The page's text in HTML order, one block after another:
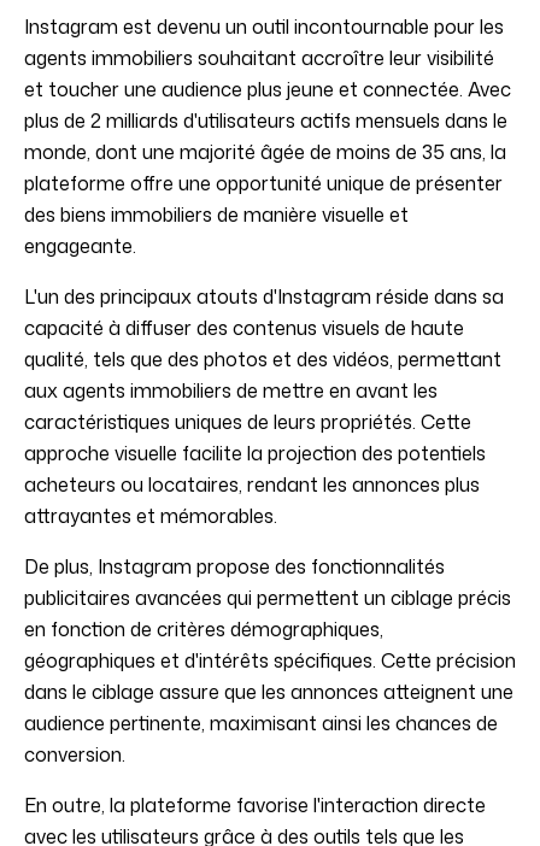
Instagram est devenu un outil incontournable pour les
agents immobiliers souhaitant accroître leur visibilité
et toucher une audience plus jeune et connectée. Avec
plus de 2 milliards d'utilisateurs actifs mensuels dans le
monde, dont une majorité âgée de moins de 35 ans, la
plateforme offre une opportunité unique de présenter
des biens immobiliers de manière visuelle et
engageante.
L'un des principaux atouts d'Instagram réside dans sa
capacité à diffuser des contenus visuels de haute
qualité, tels que des photos et des vidéos, permettant
aux agents immobiliers de mettre en avant les
caractéristiques uniques de leurs propriétés. Cette
approche visuelle facilite la projection des potentiels
acheteurs ou locataires, rendant les annonces plus
attrayantes et mémorables.
De plus, Instagram propose des fonctionnalités
publicitaires avancées qui permettent un ciblage précis
en fonction de critères démographiques,
géographiques et d'intérêts spécifiques. Cette précision
dans le ciblage assure que les annonces atteignent une
audience pertinente, maximisant ainsi les chances de
conversion.
En outre, la plateforme favorise l'interaction directe
avec les utilisateurs grâce à des outils tels que les